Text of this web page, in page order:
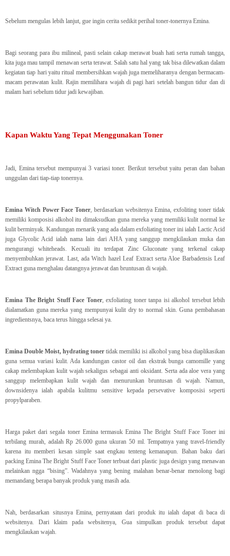
Sebelum mengulas lebih lanjut, gue ingin cerita sedikit perihal toner-tonernya Emina.
Bagi seorang para ibu milineal, pasti selain cakap merawat buah hati serta rumah tangga,
kita juga mau tampil menawan serta terawat. Salah satu hal yang tak bisa dilewatkan dalam
kegiatan tiap hari yaitu ritual membersihkan wajah juga memeliharanya dengan bermacam-
macam perawatan kulit. Rajin memilihara wajah di pagi hari setelah bangun tidur dan di
malam hari sebelum tidur jadi kewajiban.
Kapan Waktu Yang Tepat Menggunakan Toner
Jadi, Emina tersebut mempunyai 3 variasi toner. Berikut tersebut yaitu peran dan bahan
unggulan dari tiap-tiap tonernya.
Emina Witch Power Face Toner, berdasarkan websitenya Emina, exfoliting toner tidak
memiliki komposisi alkohol itu dimaksudkan guna mereka yang memiliki kulit normal ke
kulit berminyak. Kandungan menarik yang ada dalam exfoliating toner ini ialah Lactic Acid
juga Glycolic Acid ialah nama lain dari AHA yang sanggup mengkilaukan muka dan
mengurangi whiteheads. Kecuali itu terdapat Zinc Gluconate yang terkenal cakap
menyembuhkan jerawat. Last, ada Witch hazel Leaf Extract serta Aloe Barbadensis Leaf
Extract guna menghalau datangnya jerawat dan bruntusan di wajah.
Emina The Bright Stuff Face Toner, exfoliating toner tanpa isi alkohol tersebut lebih
dialamatkan guna mereka yang mempunyai kulit dry to normal skin. Guna pembahasan
ingredientsnya, baca terus hingga selesai ya.
Emina Double Moist, hydrating toner tidak memiliki isi alkohol yang bisa diaplikasikan
guna semua variasi kulit. Ada kandungan castor oil dan ekstrak bunga camomille yang
cakap melembapkan kulit wajah sekaligus sebagai anti oksidant. Serta ada aloe vera yang
sanggup melembapkan kulit wajah dan menurunkan bruntusan di wajah. Namun,
downsidenya ialah apabila kulitmu sensitive kepada persevative komposisi seperti
propylparaben.
Harga paket dari segala toner Emina termasuk Emina The Bright Stuff Face Toner ini
terbilang murah, adalah Rp 26.000 guna ukuran 50 ml. Tempatnya yang travel-friendly
karena itu memberi kesan simple saat engkau tenteng kemanapun. Bahan baku dari
packing Emina The Bright Stuff Face Toner terbuat dari plastic juga design yang menawan
melainkan ngga “bising”. Wadahnya yang bening malahan benar-benar menolong bagi
memandang berapa banyak produk yang masih ada.
Nah, berdasarkan situsnya Emina, pernyataan dari produk itu ialah dapat di baca di
websitenya. Dari klaim pada websitenya, Gua simpulkan produk tersebut dapat
mengkilaukan wajah.